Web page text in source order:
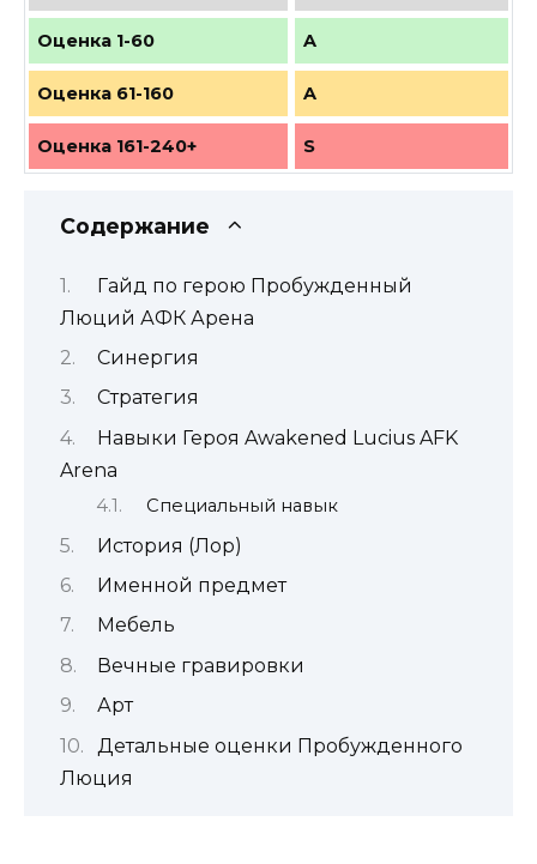
Оценка 1-60 A
Оценка 61-160 A
Оценка 161-240+ S
Содержание
Гайд по герою Пробужденный
Люций АФК Арена
Синергия
Стратегия
Навыки Героя Awakened Lucius AFK
Arena
Специальный навык
История (Лор)
Именной предмет
Мебель
Вечные гравировки
Арт
Детальные оценки Пробужденного
Люция